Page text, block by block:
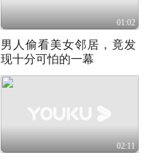
01:02
男人偷看美女邻居，竟发
现十分可怕的一幕
02:11